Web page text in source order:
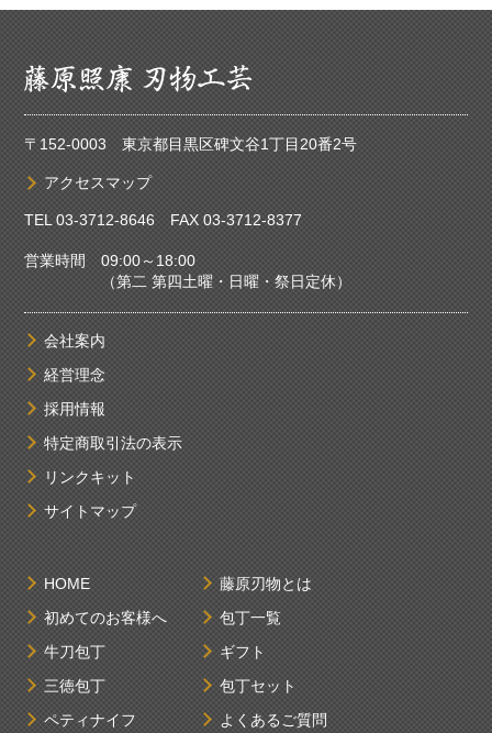
〒152-0003 東京都目黒区碑文谷1丁目20番2号
アクセスマップ
TEL03-3712-8646FAX 03-3712-8377
営業時間 09:00～18:00
（第二 第四土曜・日曜・祭日定休）
会社案内
経営理念
採用情報
特定商取引法の表示
リンクキット
サイトマップ
HOME
初めてのお客様へ
牛刀包丁
三徳包丁
ペティナイフ
藤原刃物とは
包丁一覧
ギフト
包丁セット
よくあるご質問